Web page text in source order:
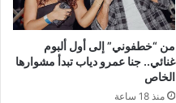
من “خطفوني” إلى أول ألبوم
غنائي.. جنا عمرو دياب تبدأ مشوارها
الخاص
منذ 18 ساعة